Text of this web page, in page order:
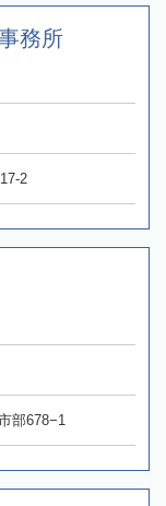
務所
2
部678−1